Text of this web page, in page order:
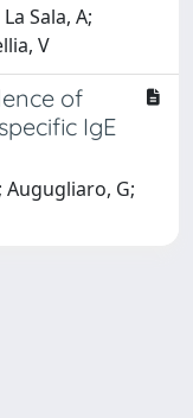
Sala, A;
V
of
IgE
Augugliaro, G;